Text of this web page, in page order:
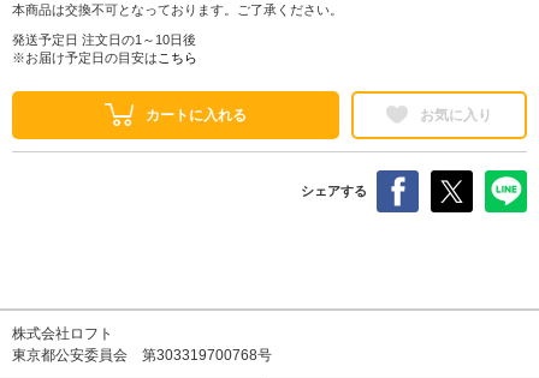
本商品は交換不可となっております。ご了承ください。
発送予定日 注文日の1～10日後
※お届け予定日の目安は こちら
カートに入れる お気に入り
シェアする
株式会社ロフト
東京都公安委員会 第303319700768号